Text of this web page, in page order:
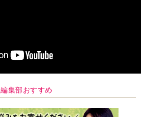
編集部おすすめ